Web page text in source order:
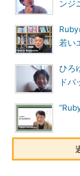
ンジ
若い
ひろ
ドバ